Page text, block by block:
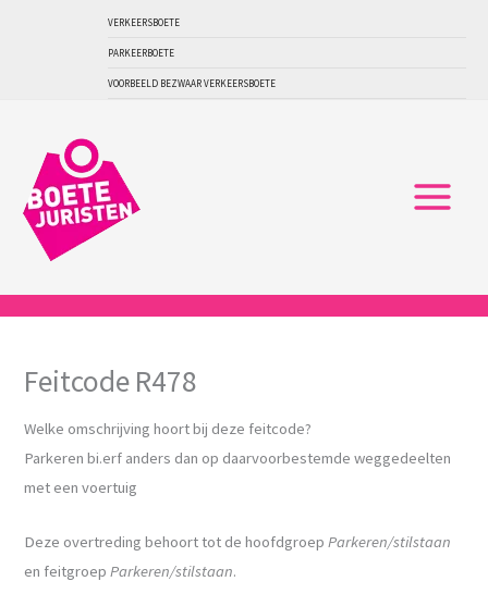
VERKEERSBOETE
PARKEERBOETE
VOORBEELD BEZWAAR VERKEERSBOETE
Feitcode R478
Welke omschrijving hoort bij deze feitcode?
Parkeren bi.erf anders dan op daarvoorbestemde weggedeelten
met een voertuig
Deze overtreding behoort tot de hoofdgroepParkeren/stilstaan
en feitgroepParkeren/stilstaan.